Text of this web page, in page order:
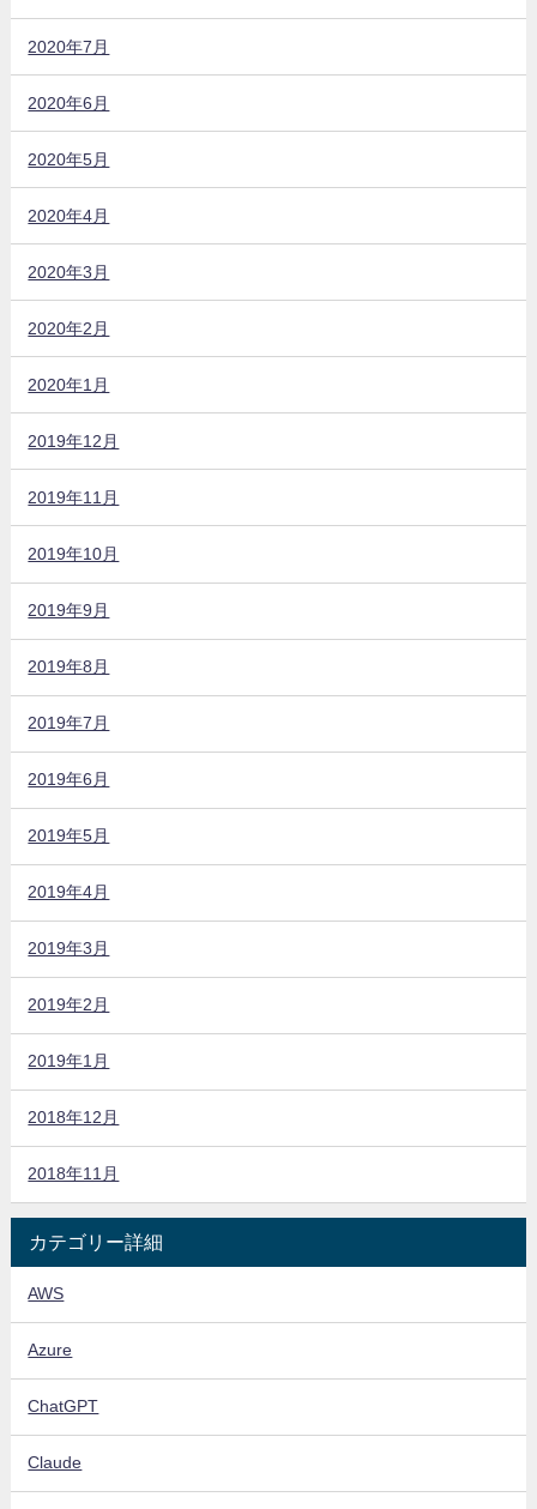
2020年7月
2020年6月
2020年5月
2020年4月
2020年3月
2020年2月
2020年1月
2019年12月
2019年11月
2019年10月
2019年9月
2019年8月
2019年7月
2019年6月
2019年5月
2019年4月
2019年3月
2019年2月
2019年1月
2018年12月
2018年11月
カテゴリー詳細
AWS
Azure
ChatGPT
Claude